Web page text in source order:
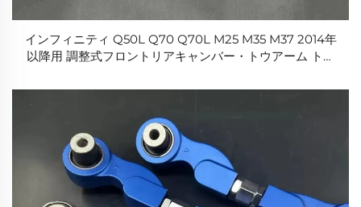
インフィニティ Q50L Q70 Q70L M25 M35 M37 2014年
以降用 調整式フロントリアキャンバー・トウアーム トラ